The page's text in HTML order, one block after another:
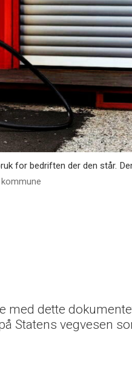
for bedriften der den står.
med dette
Statens vegvesen